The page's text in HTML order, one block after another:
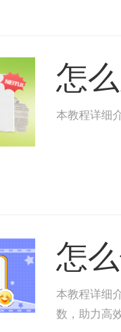
怎
本教程详细
怎
本教程详细
数，助力高